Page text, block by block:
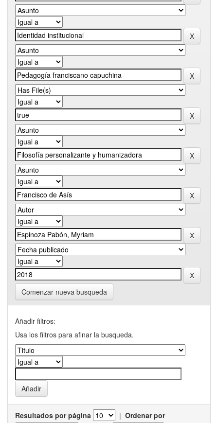
Comenzar nueva busqueda
Añadir filtros:
Usa los filtros para afinar la busqueda.
Resultados por página | Ordenar por